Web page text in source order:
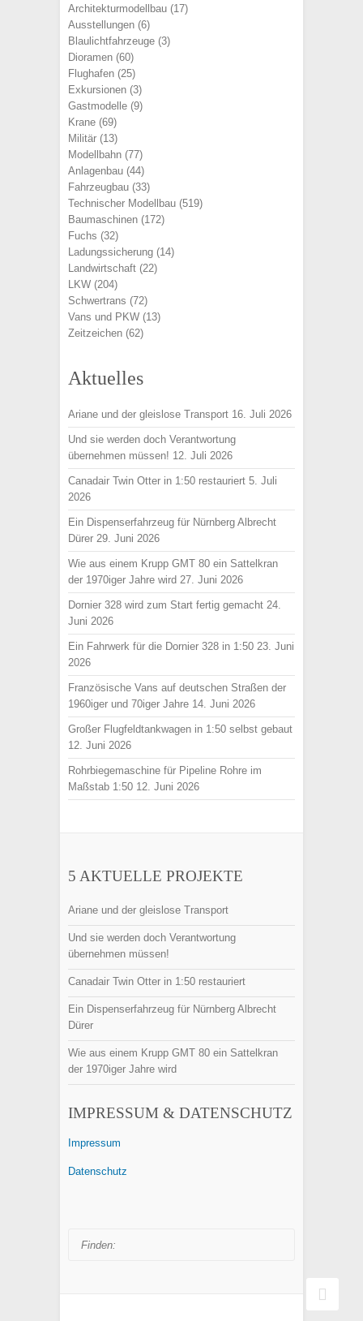
Architekturmodellbau (17)
Ausstellungen (6)
Blaulichtfahrzeuge (3)
Dioramen (60)
Flughafen (25)
Exkursionen (3)
Gastmodelle (9)
Krane (69)
Militär (13)
Modellbahn (77)
Anlagenbau (44)
Fahrzeugbau (33)
Technischer Modellbau (519)
Baumaschinen (172)
Fuchs (32)
Ladungssicherung (14)
Landwirtschaft (22)
LKW (204)
Schwertrans (72)
Vans und PKW (13)
Zeitzeichen (62)
Aktuelles
Ariane und der gleislose Transport 16. Juli 2026
Und sie werden doch Verantwortung
übernehmen müssen! 12. Juli 2026
Canadair Twin Otter in 1:50 restauriert 5. Juli
2026
Ein Dispenserfahrzeug für Nürnberg Albrecht
Dürer 29. Juni 2026
Wie aus einem Krupp GMT 80 ein Sattelkran
der 1970iger Jahre wird 27. Juni 2026
Dornier 328 wird zum Start fertig gemacht 24.
Juni 2026
Ein Fahrwerk für die Dornier 328 in 1:50 23. Juni
2026
Französische Vans auf deutschen Straßen der
1960iger und 70iger Jahre 14. Juni 2026
Großer Flugfeldtankwagen in 1:50 selbst gebaut
12. Juni 2026
Rohrbiegemaschine für Pipeline Rohre im
Maßstab 1:50 12. Juni 2026
5 AKTUELLE PROJEKTE
Ariane und der gleislose Transport
Und sie werden doch Verantwortung
übernehmen müssen!
Canadair Twin Otter in 1:50 restauriert
Ein Dispenserfahrzeug für Nürnberg Albrecht
Dürer
Wie aus einem Krupp GMT 80 ein Sattelkran
der 1970iger Jahre wird
IMPRESSUM & DATENSCHUTZ
Impressum
Datenschutz